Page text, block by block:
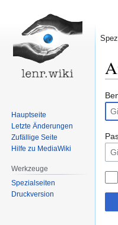
Zur
Zur
Hauptseite
Letzte Änderungen
Zufällige Seite
Hilfe zu MediaWiki
Werkzeuge
Spezialseiten
Druckversion